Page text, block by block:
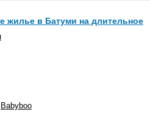
жилье в Батуми на длительное
Babyboo